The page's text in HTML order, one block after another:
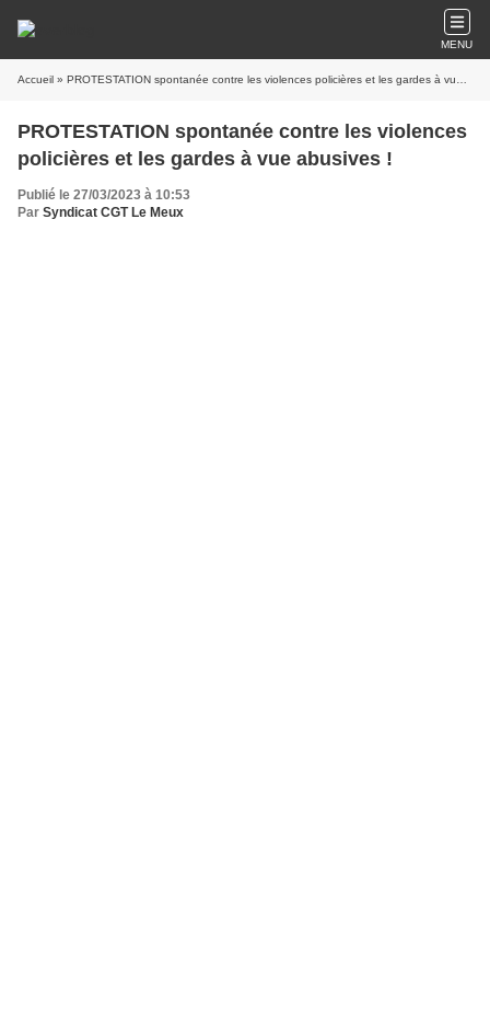
MENU
Accueil » PROTESTATION spontanée contre les violences policières et les gardes à vue abusives !
PROTESTATION spontanée contre les violences
policières et les gardes à vue abusives !
Publié le 27/03/2023 à 10:53
Par Syndicat CGT Le Meux